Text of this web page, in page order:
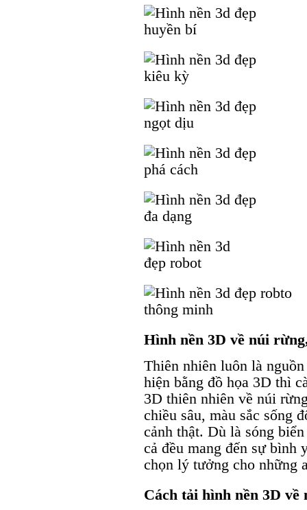
Hình nền 3D về núi
Thiên nhiên luôn là
hiện bằng đồ họa 3D thì
3D thiên nhiên về núi
chiều sâu, màu sắc sống
cảnh thật. Dù là sóng
cả đều mang đến sự bình
chọn lý tưởng cho những
Cách tải hình nền 3D